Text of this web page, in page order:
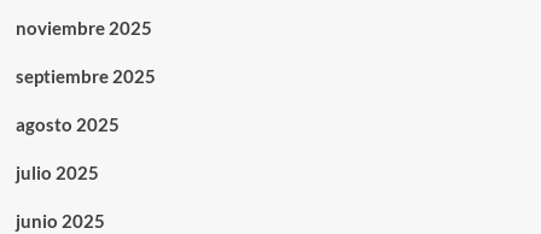
noviembre 2025
septiembre 2025
agosto 2025
julio 2025
junio 2025